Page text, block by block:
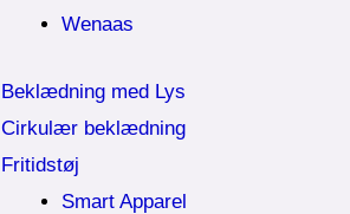
Wenaas
Beklædning med Lys
Cirkulær beklædning
Fritidstøj
Smart Apparel